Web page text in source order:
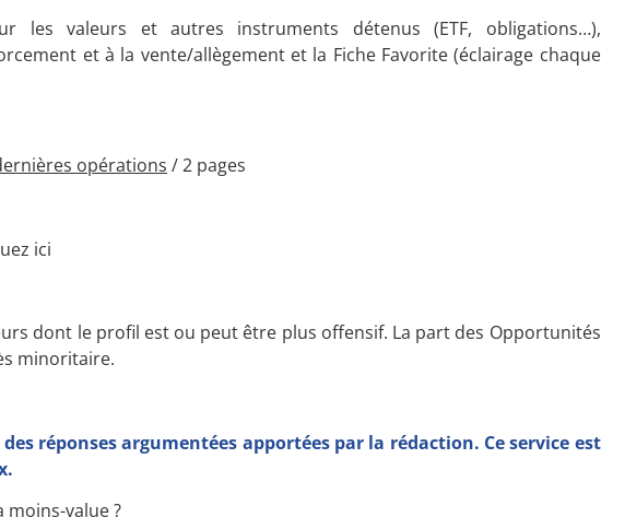
valeurs et autres instruments détenus (ETF, obligations…),
et à la vente/allègement et la Fiche Favorite (éclairage chaque
opérations / 2 pages
ici
dont le profil est ou peut être plus offensif. La part des Opportunités
minoritaire.
réponses argumentées apportées par la rédaction. Ce service est
moins-value ?